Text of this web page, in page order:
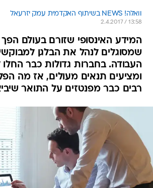
וואלה! NEWS בשיתוף האקדמית עמק יזרעאל
2.4.2017 / 13:58
המידע האינסופי שזורם בעולם
שמסוגלים לנהל את הבלגן
העבודה. בחברות גדולות כבר
ומציעים תנאים מעולים, אז מה
רבים כבר מפנטזים על התואר